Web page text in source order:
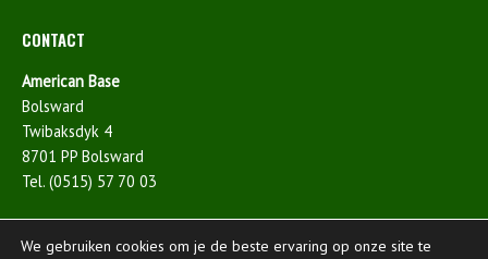
CONTACT
American Base
Bolsward
Twibaksdyk 4
8701 PP Bolsward
Tel. (0515) 57 70 03
We gebruiken cookies om je de beste ervaring op onze site te